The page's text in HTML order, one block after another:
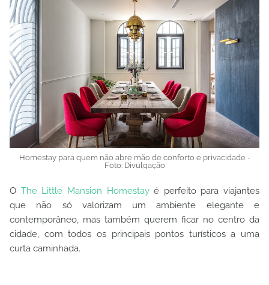
Homestay para quem não abre mão de conforto e privacidade -
Foto: Divulgação
O The Little Mansion Homestayé perfeito para viajantes
que não só valorizam um ambiente elegante e
contemporâneo, mas também querem ficar no centro da
cidade, com todos os principais pontos turísticos a uma
curta caminhada.